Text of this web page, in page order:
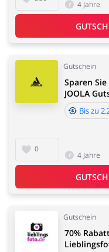
4 Jahre
Gutschein
0
Sparen
JOOLA
Bis zu
4 Jahre
Gutschein
70%